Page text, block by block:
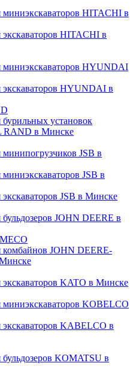
миниэкскаваторов HITACHI в
экскаваторов HITACHI в
миниэкскаваторов HYUNDAI
экскаваторов HYUNDAI в
бурильных установок
RAND в Минске
минипогрузчиков JSB в
миниэкскаваторов JSB в
экскаваторов JSB в Минске
бульдозеров JOHN DEERE в
комбайнов JOHN DEERE-
экскаваторов KATO в Минске
миниэкскаваторов KOBELCO
экскаваторов KABELCO в
бульдозеров KOMATSU в